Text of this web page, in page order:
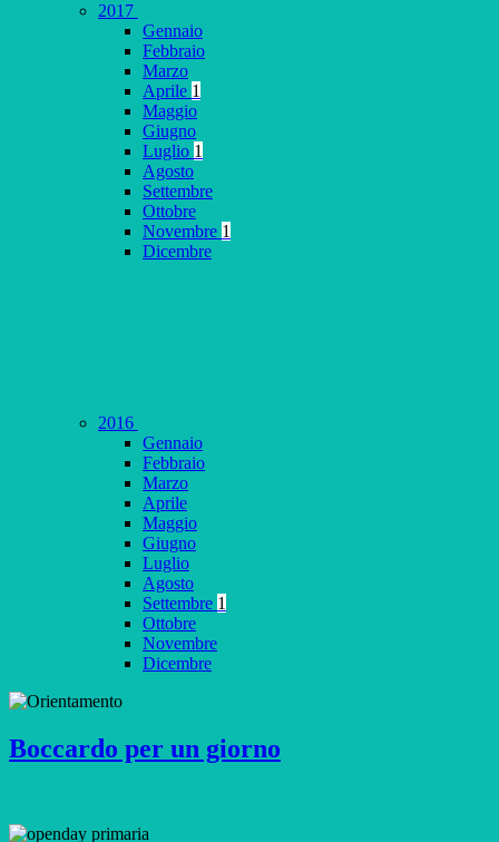
2017
Gennaio
Febbraio
Marzo
Aprile 1
Maggio
Giugno
Luglio 1
Agosto
Settembre
Ottobre
Novembre 1
Dicembre
2016
Gennaio
Febbraio
Marzo
Aprile
Maggio
Giugno
Luglio
Agosto
Settembre 1
Ottobre
Novembre
Dicembre
Boccardo per un giorno